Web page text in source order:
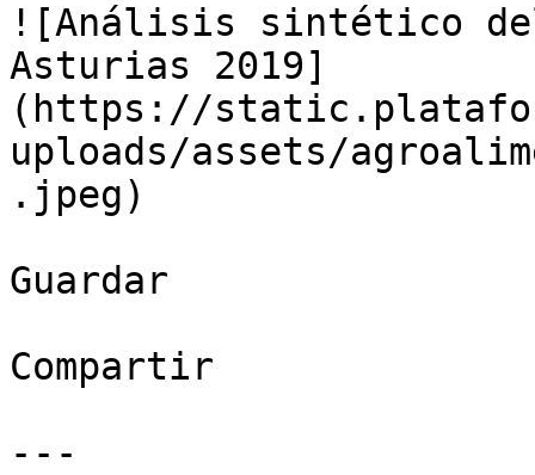
![Análisis sintético
Asturias 2019]
(https://
uploads/assets/
.jpeg)
Guardar
Compartir
---